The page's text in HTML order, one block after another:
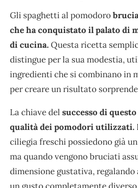
Gli spaghetti al pomodoro
che ha conquistato il palato di
di cucina. Questa ricetta
distingue per la sua modestia,
ingredienti che si combinano in
per creare un risultato
La chiave del successo di
qualità dei pomodori utilizzati.
ciliegia freschi possiedono già
ma quando vengono bruciati
dimensione gustativa,
un gusto completamente